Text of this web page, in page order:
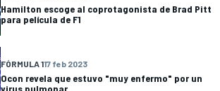
Hamilton escoge al coprotagonista de Brad Pitt
para película de F1
FÓRMULA 117 feb 2023
Ocon revela que estuvo "muy enfermo" por un
virus pulmonar